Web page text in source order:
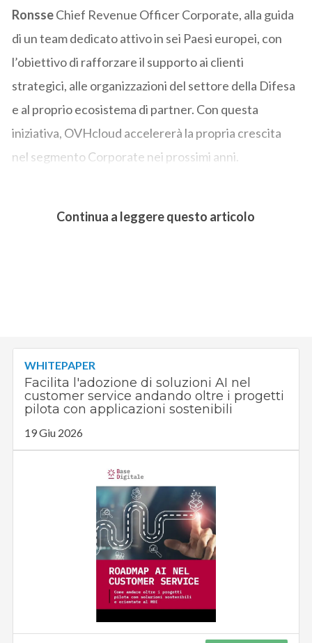
RonsseChief Revenue Officer Corporate, alla guida
di un team dedicato attivo in sei Paesi europei, con
l’obiettivo di rafforzare il supporto ai clienti
strategici, alle organizzazioni del settore della Difesa
e al proprio ecosistema di partner. Con questa
iniziativa, OVHcloud accelererà la propria crescita
nel segmento Corporate nei prossimi anni.
Continua a leggere questo articolo
WHITEPAPER
Facilita l'adozione di soluzioni AI nel
customer service andando oltre i progetti
pilota con applicazioni sostenibili
19 Giu 2026